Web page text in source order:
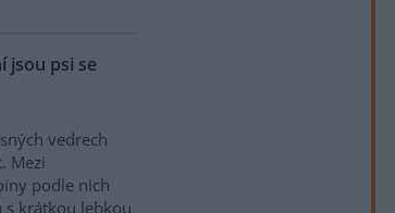
jsou psi se
vedrech
Mezi
podle nich
s krátkou lebkou